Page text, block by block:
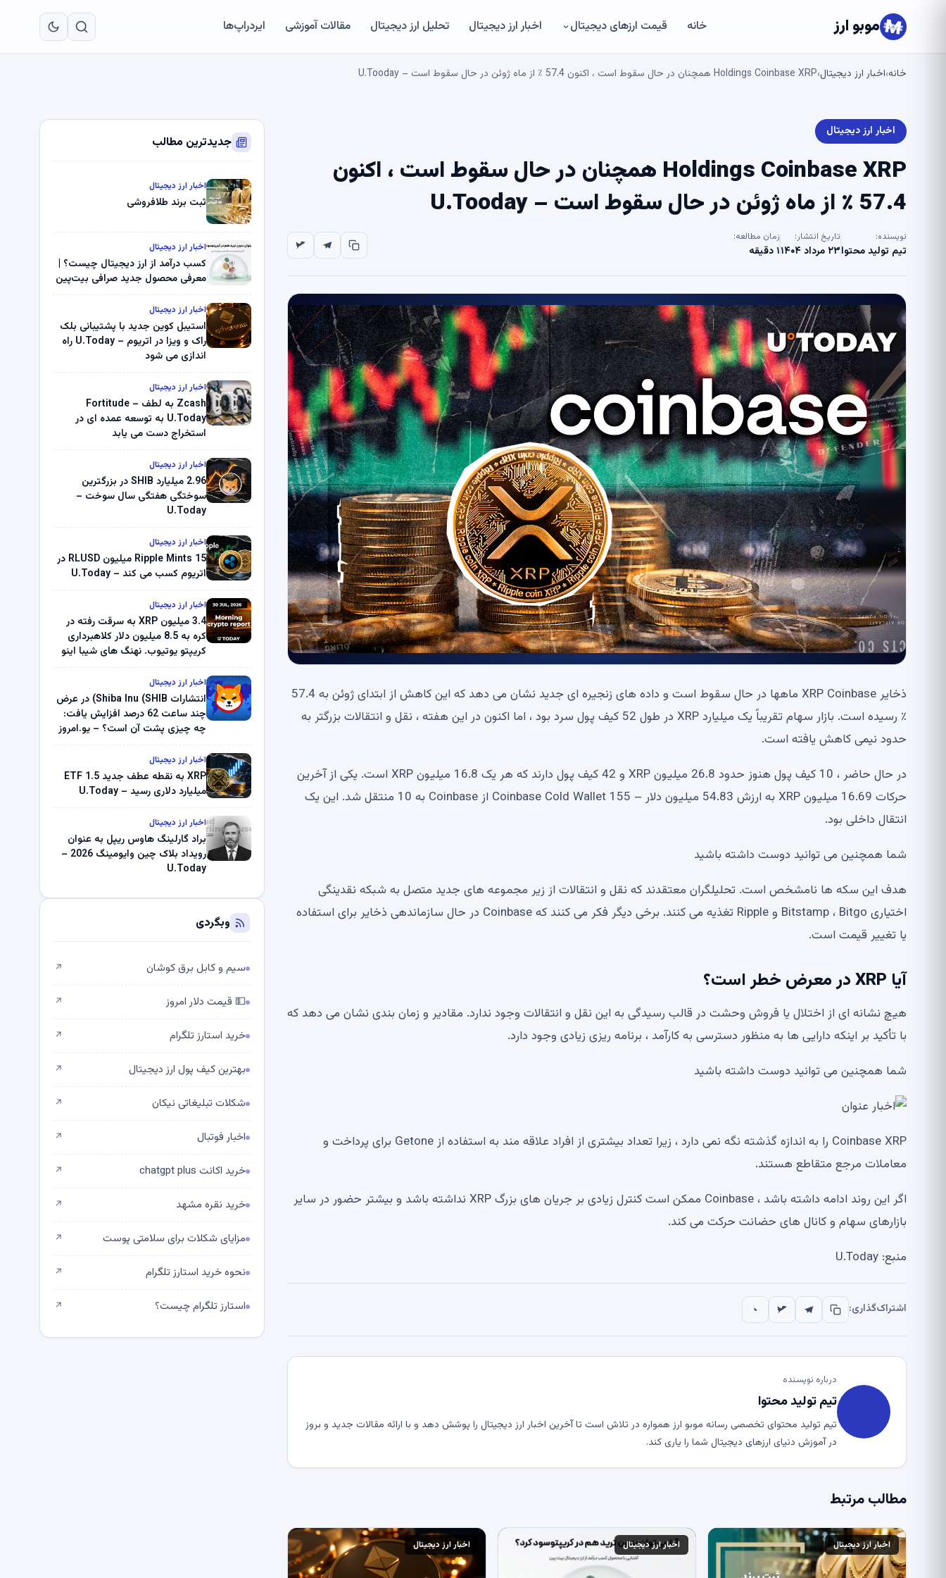
موبو ارز خانه قیمت ارزهای دیجیتال اخبار ارز دیجیتال تحلیل ارز دیجیتال مقالات آموزشی ایردراپ‌ها
خانه›اخبار ارز دیجیتال›Holdings Coinbase XRP همچنان در حال سقوط است ، اکنون 57.4 ٪ از ماه ژوئن در حال سقوط است – U.Tooday
اخبار ارز دیجیتال
Holdings Coinbase XRP همچنان در حال سقوط است ، اکنون
57.4 ٪ از ماه ژوئن در حال سقوط است – U.Tooday
نویسنده:
تیم تولید محتوا
تاریخ انتشار:
۲۳ مرداد ۱۴۰۴
زمان مطالعه:
۱ دقیقه
ذخایر XRP Coinbase ماهها در حال سقوط است و داده های زنجیره ای جدید نشان می دهد که این کاهش از ابتدای ژوئن به 57.4
٪ رسیده است. بازار سهام تقریباً یک میلیارد XRP در طول 52 کیف پول سرد بود ، اما اکنون در این هفته ، نقل و انتقالات بزرگتر به
حدود نیمی کاهش یافته است.
در حال حاضر ، 10 کیف پول هنوز حدود 26.8 میلیون XRP و 42 کیف پول دارند که هر یک 16.8 میلیون XRP است. یکی از آخرین
حرکات 16.69 میلیون XRP به ارزش 54.83 میلیون دلار – Coinbase Cold Wallet 155 از Coinbase به 10 منتقل شد. این یک
انتقال داخلی بود.
شما همچنین می توانید دوست داشته باشید
هدف این سکه ها نامشخص است. تحلیلگران معتقدند که نقل و انتقالات از زیر مجموعه های جدید متصل به شبکه نقدینگی
اختیاری Bitstamp ، Bitgo و Ripple تغذیه می کنند. برخی دیگر فکر می کنند که Coinbase در حال سازماندهی ذخایر برای استفاده
یا تغییر قیمت است.
آیا XRP در معرض خطر است؟
هیچ نشانه ای از اختلال یا فروش وحشت در قالب رسیدگی به این نقل و انتقالات وجود ندارد. مقادیر و زمان بندی نشان می دهد که
با تأکید بر اینکه دارایی ها به منظور دسترسی به کارآمد ، برنامه ریزی زیادی وجود دارد.
شما همچنین می توانید دوست داشته باشید
Coinbase XRP را به اندازه گذشته نگه نمی دارد ، زیرا تعداد بیشتری از افراد علاقه مند به استفاده از Getone برای پرداخت و
معاملات مرجع متقاطع هستند.
اگر این روند ادامه داشته باشد ، Coinbase ممکن است کنترل زیادی بر جریان های بزرگ XRP نداشته باشد و بیشتر حضور در سایر
بازارهای سهام و کانال های حضانت حرکت می کند.
منبع: U.Today
اشتراک‌گذاری:
درباره نویسنده
تیم تولید محتوا
تیم تولید محتوای تخصصی رسانه موبو ارز همواره در تلاش است تا آخرین اخبار ارز دیجیتال را پوشش دهد و با ارائه مقالات جدید و بروز
در آموزش دنیای ارزهای دیجیتال شما را یاری کند.
مطالب مرتبط
اخبار ارز دیجیتال اخبار ارز دیجیتال اخبار ارز دیجیتال
جدیدترین مطالب
اخبار ارز دیجیتال
ثبت برند طلافروشی
اخبار ارز دیجیتال
کسب درآمد از ارز دیجیتال چیست؟ |
معرفی محصول جدید صرافی بیت‌پین
اخبار ارز دیجیتال
استیبل کوین جدید با پشتیبانی بلک
راک و ویزا در اتریوم – U.Today راه
اندازی می شود
اخبار ارز دیجیتال
Zcash به لطف Fortitude –
U.Today به توسعه عمده ای در
استخراج دست می یابد
اخبار ارز دیجیتال
2.96 میلیارد SHIB در بزرگترین
سوختگی هفتگی سال سوخت –
U.Today
اخبار ارز دیجیتال
Ripple Mints 15 میلیون RLUSD در
اتریوم کسب می کند – U.Today
اخبار ارز دیجیتال
3.4 میلیون XRP به سرقت رفته در
کره به 8.5 میلیون دلار کلاهبرداری
کریپتو یوتیوب. نهنگ های شیبا اینو
میلیون دلار U-Turn در بیت کوین را
ثبت کرد – گزارش کریپتو صبح –
U.Today
اخبار ارز دیجیتال
انتشارات Shiba Inu (SHIB) در عرض
چند ساعت 62 درصد افزایش یافت:
چه چیزی پشت آن است؟ – یو.امروز
اخبار ارز دیجیتال
XRP به نقطه عطف جدید ETF 1.5
میلیارد دلاری رسید – U.Today
اخبار ارز دیجیتال
براد گارلینگ هاوس ریپل به عنوان
رویداد بلاک چین وایومینگ 2026 –
U.Today
وبگردی
سیم و کابل برق کوشان ↗
💵 قیمت دلار امروز ↗
خرید استارز تلگرام ↗
بهترین کیف پول ارز دیجیتال ↗
شکلات تبلیغاتی نیکان ↗
اخبار فوتبال ↗
خرید اکانت chatgpt plus ↗
خرید نقره مشهد ↗
مزایای شکلات برای سلامتی پوست ↗
نحوه خرید استارز تلگرام ↗
استارز تلگرام چیست؟ ↗